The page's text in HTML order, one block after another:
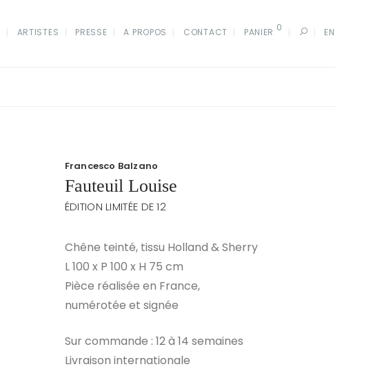
ARTISTES PRESSE A PROPOS CONTACT PANIER 0 EN
Francesco Balzano
Fauteuil Louise
ÉDITION LIMITÉE DE 12
Chêne teinté, tissu Holland & Sherry
L 100 x P 100 x H 75 cm
Pièce réalisée en France,
numérotée et signée
Sur commande : 12 à 14 semaines
Livraison internationale